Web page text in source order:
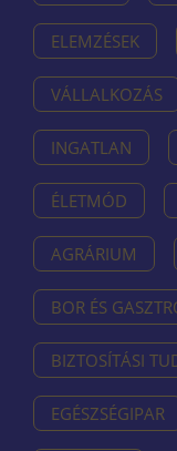
ELEMZÉSEK
VÁLLALKOZÁS
INGATLAN
ÉLETMÓD
AGRÁRIUM
BOR ÉS
BIZTOSÍTÁSI
EGÉSZSÉGIPAR